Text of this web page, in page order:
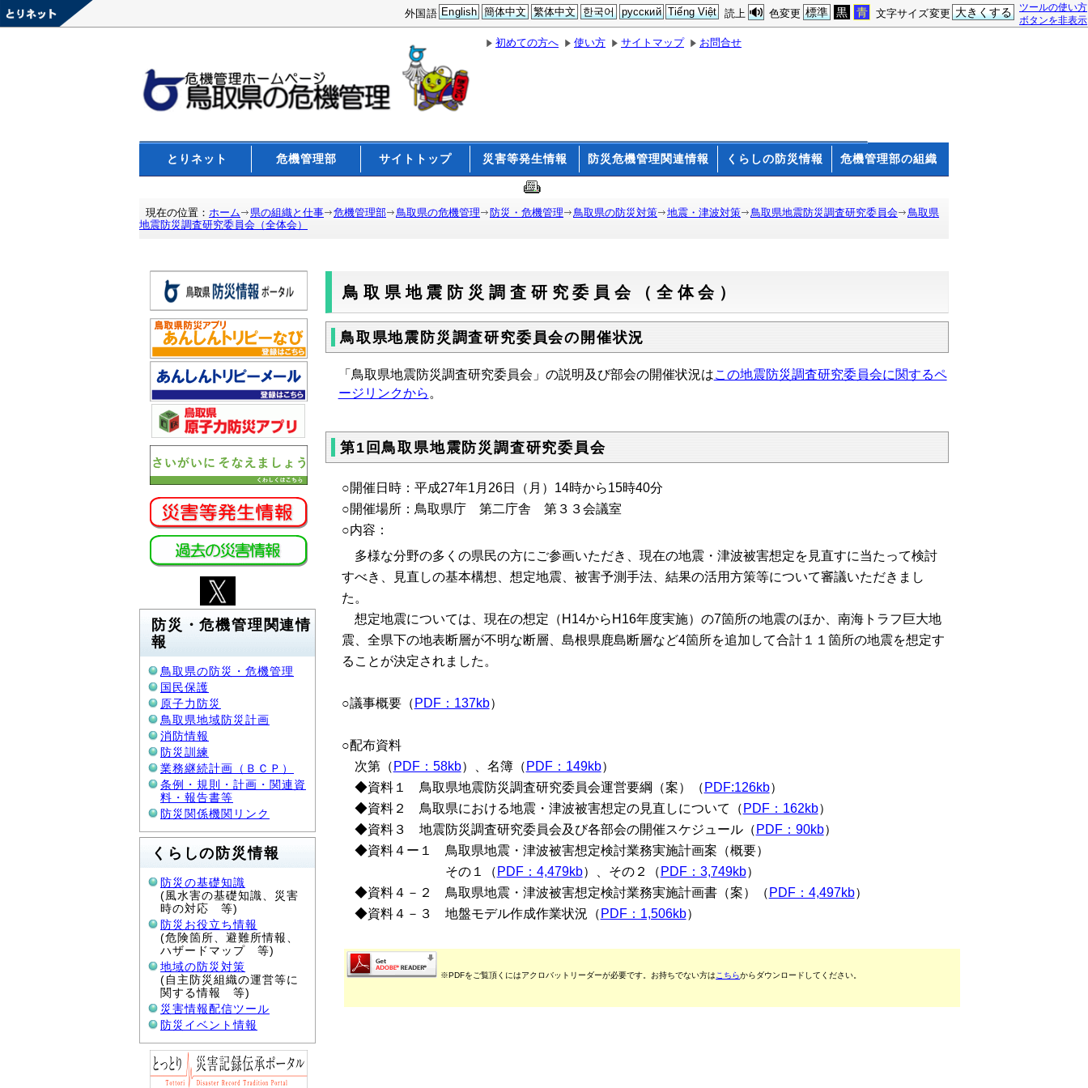
ツールの使い方
ボタンを非表示
文字サイズ変更 大きくする
色変更 標準 黒 青
読上
外国語 English 簡体中文 繁体中文 한국어 русский Tiếng Việt
初めての方へ 使い方 サイトマップ お問合せ
とりネット 危機管理部 サイトトップ 災害等発生情報 防災危機管理関連情報 くらしの防災情報 危機管理部の組織
現在の位置： ホーム 県の組織と仕事 危機管理部 鳥取県の危機管理 防災・危機管理 鳥取県の防災対策 地震・津波対策 鳥取県地震防災調査研究委員会
鳥取県
地震防災調査研究委員会（全体会）
防災・危機管理関連情
報
鳥取県の防災・危機管理
国民保護
原子力防災
鳥取県地域防災計画
消防情報
防災訓練
業務継続計画（ＢＣＰ）
条例・規則・計画・関連資
料・報告書等
防災関係機関リンク
くらしの防災情報
防災の基礎知識
(風水害の基礎知識、災害
時の対応 等)
防災お役立ち情報
(危険箇所、避難所情報、
ハザードマップ 等)
地域の防災対策
(自主防災組織の運営等に
関する情報 等)
災害情報配信ツール
防災イベント情報
鳥取県地震防災調査研究委員会（全体会）
鳥取県地震防災調査研究委員会の開催状況
「鳥取県地震防災調査研究委員会」の説明及び部会の開催状況はこの地震防災調査研究委員会に関するペ
ージリンクから。
第1回鳥取県地震防災調査研究委員会
○開催日時：平成27年1月26日（月）14時から15時40分
○開催場所：鳥取県庁 第二庁舎 第３３会議室
○内容：
多様な分野の多くの県民の方にご参画いただき、現在の地震・津波被害想定を見直すに当たって検討
すべき、見直しの基本構想、想定地震、被害予測手法、結果の活用方策等について審議いただきまし
た。
想定地震については、現在の想定（H14からH16年度実施）の7箇所の地震のほか、南海トラフ巨大地
震、全県下の地表断層が不明な断層、島根県鹿島断層など4箇所を追加して合計１１箇所の地震を想定す
ることが決定されました。
○議事概要（ PDF：137kb）
○配布資料
次第（ PDF：58kb）、名簿（ PDF：149kb）
◆資料１ 鳥取県地震防災調査研究委員会運営要綱（案）（ PDF:126kb）
◆資料２ 鳥取県における地震・津波被害想定の見直しについて（ PDF：162kb）
◆資料３ 地震防災調査研究委員会及び各部会の開催スケジュール（ PDF：90kb）
◆資料４ー１ 鳥取県地震・津波被害想定検討業務実施計画案（概要）
その１（ PDF：4,479kb）、その２（ PDF：3,749kb）
◆資料４－２ 鳥取県地震・津波被害想定検討業務実施計画書（案）（ PDF：4,497kb）
◆資料４－３ 地盤モデル作成作業状況（ PDF：1,506kb）
※PDFをご覧頂くにはアクロバットリーダーが必要です。お持ちでない方は こちらからダウンロードしてください。